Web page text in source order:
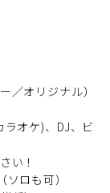
／オリジナル）
オケ)、DJ、ビ
い！
ロも可）